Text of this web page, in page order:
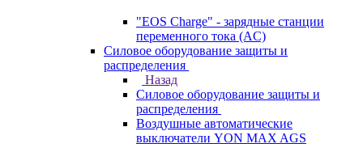
"EOS Charge" - зарядные станции
переменного тока (AC)
Силовое оборудование защиты и
распределения
Назад
Силовое оборудование защиты и
распределения
Воздушные автоматические
выключатели YON MAX AGS